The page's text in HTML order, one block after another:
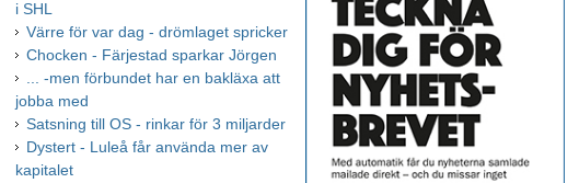
i SHL
Värre för var dag - drömlaget spricker
Chocken - Färjestad sparkar Jörgen
... -men förbundet har en bakläxa att
jobba med
Satsning till OS - rinkar för 3 miljarder
Dystert - Luleå får använda mer av
kapitalet